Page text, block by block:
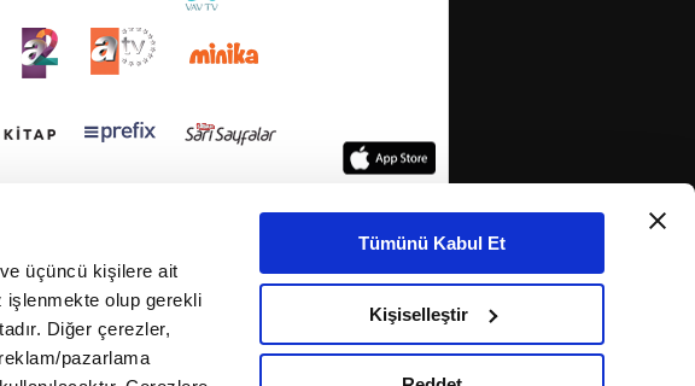
üçüncü kişilere ait
işlenmekte olup gerekli
Diğer çerezler,
pazarlama
Tümünü Kabul Et
Kişiselleştir